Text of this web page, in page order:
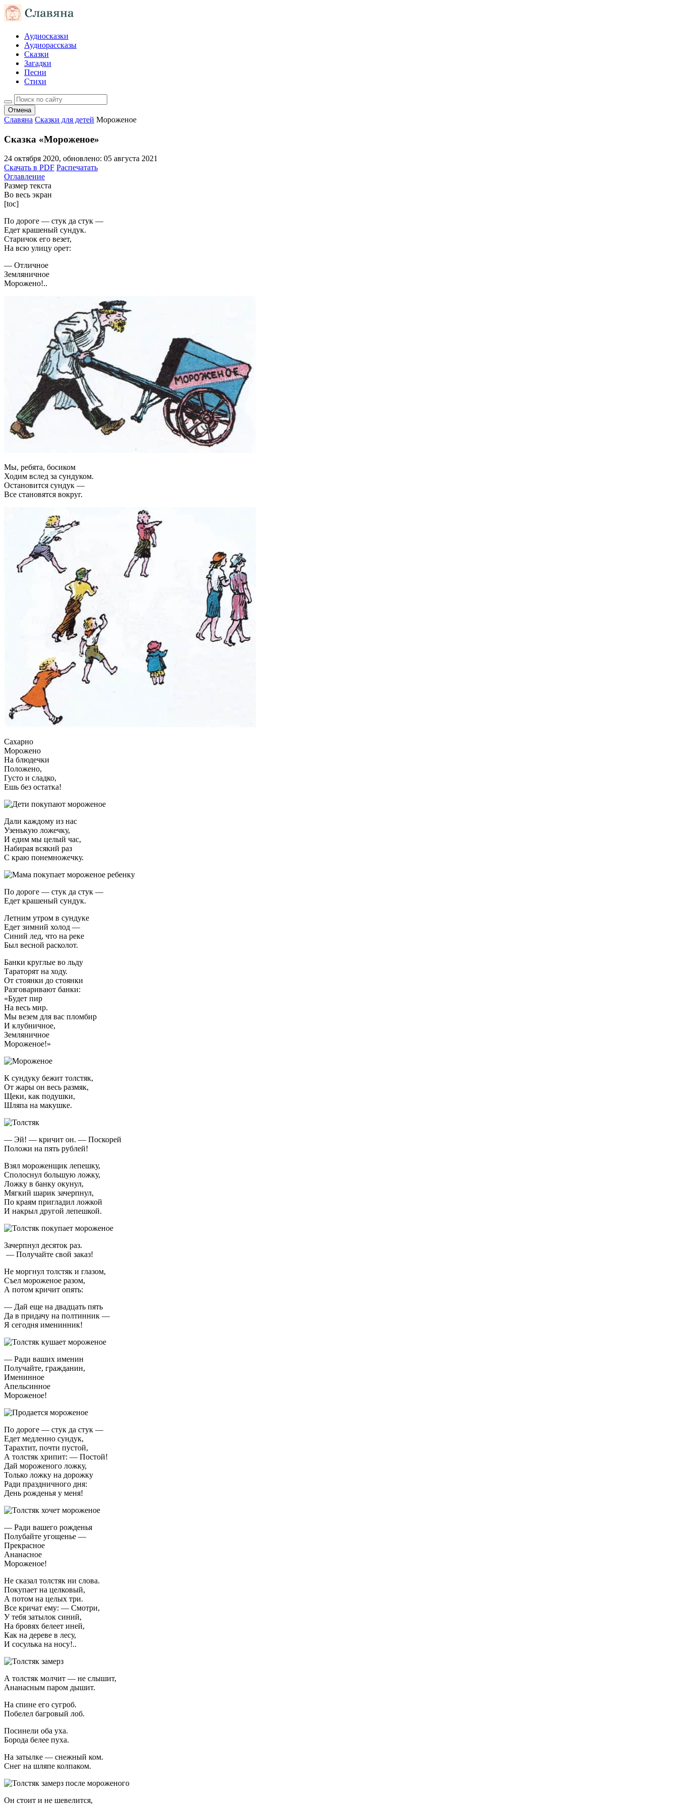
Аудиосказки
Аудиорассказы
Сказки
Загадки
Песни
Стихи
Отмена
Славяна Сказки для детей Мороженое
Сказка «Мороженое»
24 октября 2020, обновлено: 05 августа 2021
Скачать в PDF Распечатать
Оглавление
Размер текста
Во весь экран
[toc]
По дороге — стук да стук —
Едет крашеный сундук.
Старичок его везет,
На всю улицу орет:
— Отличное
Земляничное
Морожено!..
Мы, ребята, босиком
Ходим вслед за сундуком.
Остановится сундук —
Все становятся вокруг.
Сахарно
Морожено
На блюдечки
Положено,
Густо и сладко,
Ешь без остатка!
Дали каждому из нас
Узенькую ложечку,
И едим мы целый час,
Набирая всякий раз
С краю понемножечку.
По дороге — стук да стук —
Едет крашеный сундук.
Летним утром в сундуке
Едет зимний холод —
Синий лед, что на реке
Был весной расколот.
Банки круглые во льду
Тараторят на ходу.
От стоянки до стоянки
Разговаривают банки:
«Будет пир
На весь мир.
Мы везем для вас пломбир
И клубничное,
Земляничное
Мороженое!»
К сундуку бежит толстяк,
От жары он весь размяк,
Щеки, как подушки,
Шляпа на макушке.
— Эй! — кричит он. — Поскорей
Положи на пять рублей!
Взял мороженщик лепешку,
Сполоснул большую ложку,
Ложку в банку окунул,
Мягкий шарик зачерпнул,
По краям пригладил ложкой
И накрыл другой лепешкой.
Зачерпнул десяток раз.
— Получайте свой заказ!
Не моргнул толстяк и глазом,
Съел мороженое разом,
А потом кричит опять:
— Дай еще на двадцать пять
Да в придачу на полтинник —
Я сегодня именинник!
— Ради ваших именин
Получайте, гражданин,
Именинное
Апельсинное
Мороженое!
По дороге — стук да стук —
Едет медленно сундук,
Тарахтит, почти пустой,
А толстяк хрипит: — Постой!
Дай мороженого ложку,
Только ложку на дорожку
Ради праздничного дня:
День рожденья у меня!
— Ради вашего рожденья
Полубайте угощенье —
Прекрасное
Ананасное
Мороженое!
Не сказал толстяк ни слова.
Покупает на целковый,
А потом на целых три.
Все кричат ему: — Смотри,
У тебя затылок синий,
На бровях белеет иней,
Как на дереве в лесу,
И сосулька на носу!..
А толстяк молчит — не слышит,
Ананасным паром дышит.
На спине его сугроб.
Побелел багровый лоб.
Посинели оба уха.
Борода белее пуха.
На затылке — снежный ком.
Снег на шляпе колпаком.
Он стоит и не шевелится,